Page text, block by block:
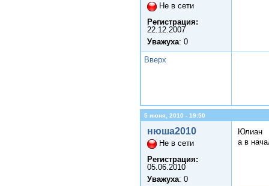
Не в сети
Регистрация:
22.12.2007
Уважуха: 0
Вверх
5 июня, 2010 - 19:50
нюша2010
Не в сети
Регистрация:
05.06.2010
Уважуха: 0
Юлиан
а в